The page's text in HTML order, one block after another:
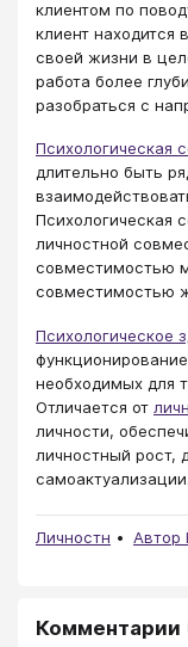
клиентом по
клиент находится
своей жизни в
работа более
разобраться с
Психологическая
длительно быть
Психологическая
личностной
совместимостью
совместимостью
Психологическое
необходимых для
Отличается от
личности,
личностный рост,
самоактуализации.
Личностн Автор
Комментарии